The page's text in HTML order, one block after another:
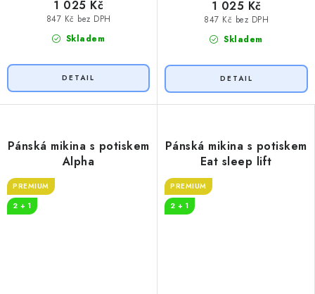
Skladem
847 Kč bez DPH
1 025 Kč
Skladem
847 Kč bez DPH
1 025 Kč
Pánská mikina s potiskem
Alpha
PREMIUM
2 + 1
Pánská mikina s potiskem
Eat sleep lift
PREMIUM
2 + 1